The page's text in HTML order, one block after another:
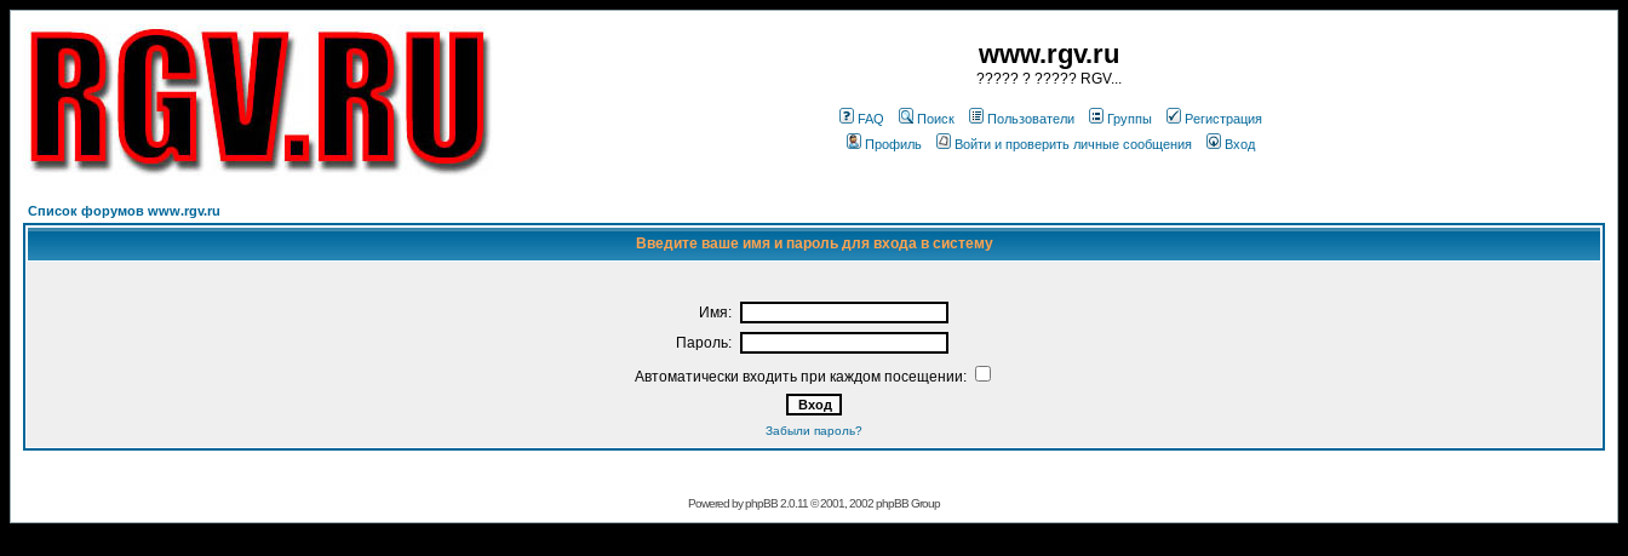
www.rgv.ru
????? ? ????? RGV...
FAQ Поиск Пользователи Группы
Регистрация
Профиль
Войти и проверить личные сообщения Вход
Список форумов www.rgv.ru
Введите ваше имя и пароль для входа в систему
Имя:
Пароль:
Автоматически входить при каждом посещении:
Забыли пароль?
Powered byphpBB2.0.11 © 2001, 2002 phpBB Group